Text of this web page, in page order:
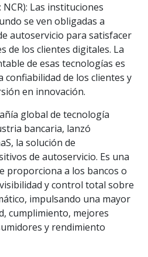
Las instituciones
se ven obligadas a
autoservicio para satisfacer
de los clientes digitales. La
de esas tecnologías es
confiabilidad de los clientes y
en innovación.
global de tecnología
bancaria, lanzó
la solución de
de autoservicio. Es una
proporciona a los bancos o
y control total sobre
impulsando una mayor
cumplimiento, mejores
y rendimiento